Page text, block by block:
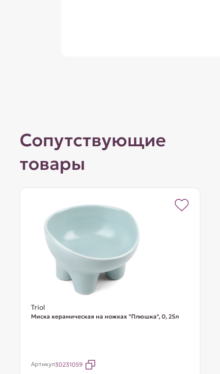
Сопутствующие
товары
Triol
Миска керамическая на ножках "Плюшка", 0, 25л
Артикул30231059